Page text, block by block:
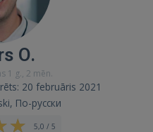
O.
1 g., 2 mēn.
20 februāris 2021
По-русски
5,0 / 5